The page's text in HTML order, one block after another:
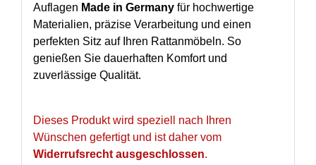
Auflagen Made in Germanyfür hochwertige
Materialien, präzise Verarbeitung und einen
perfekten Sitz auf Ihren Rattanmöbeln. So
genießen Sie dauerhaften Komfort und
zuverlässige Qualität.
Dieses Produkt wird speziell nach Ihren
Wünschen gefertigt und ist daher vom
Widerrufsrecht ausgeschlossen.